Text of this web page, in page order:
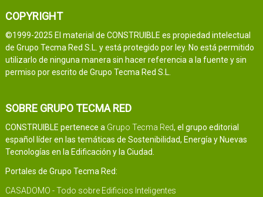
COPYRIGHT
©1999-2025 El material de CONSTRUIBLE es propiedad intelectual
de Grupo Tecma Red S.L. y está protegido por ley. No está permitido
utilizarlo de ninguna manera sin hacer referencia a la fuente y sin
permiso por escrito de Grupo Tecma Red S.L.
SOBRE GRUPO TECMA RED
CONSTRUIBLE pertenece a Grupo Tecma Red, el grupo editorial
español líder en las temáticas de Sostenibilidad, Energía y Nuevas
Tecnologías en la Edificación y la Ciudad.
Portales de Grupo Tecma Red:
CASADOMO - Todo sobre Edificios Inteligentes